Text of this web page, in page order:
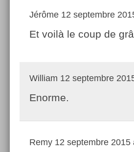
Jérôme 12 septembre
Et voilà le coup de
William 12 septembre
Enorme.
Remy 12 septembre 2015